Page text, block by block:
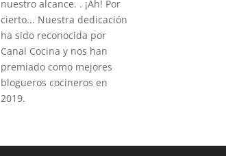
nuestro alcance. . ¡Ah! Por
cierto... Nuestra dedicación
ha sido reconocida por
Canal Cocina y nos han
premiado como mejores
blogueros cocineros en
2019.